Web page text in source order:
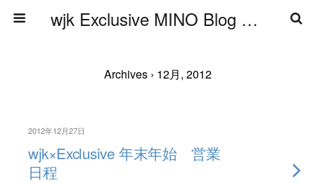
wjk Exclusive MINO Blog ブログ
Archives › 12月, 2012
2012年12月27日
wjk×Exclusive 年末年始 営業
日程